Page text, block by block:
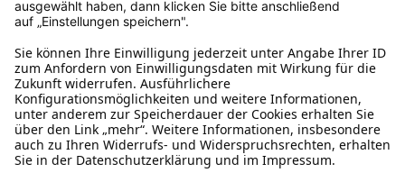
Ruf uns an
04942-60 64 080
Schreibe uns
verkauf@schecker.de
WhatsApp Support